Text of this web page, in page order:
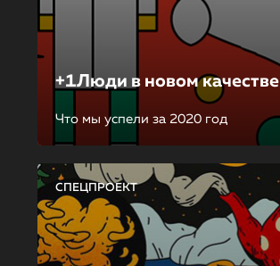
+1Люди в новом качестве
Что мы успели за 2020 год
СПЕЦПРОЕКТ